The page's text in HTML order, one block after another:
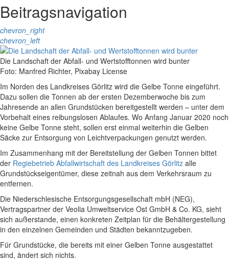
Beitragsnavigation
chevron_right
chevron_left
Die Landschaft der Abfall- und Wertstofftonnen wird bunter
Foto: Manfred Richter, Pixabay License
Im Norden des Landkreises Görlitz wird die Gelbe Tonne eingeführt.
Dazu sollen die Tonnen ab der ersten Dezemberwoche bis zum
Jahresende an allen Grundstücken bereitgestellt werden – unter dem
Vorbehalt eines reibungslosen Ablaufes. Wo Anfang Januar 2020 noch
keine Gelbe Tonne steht, sollen erst einmal weiterhin die Gelben
Säcke zur Entsorgung von Leichtverpackungen genutzt werden.
Im Zusammenhang mit der Bereitstellung der Gelben Tonnen bittet
der Regiebetrieb Abfallwirtschaft des Landkreises Görlitz alle
Grundstückseigentümer, diese zeitnah aus dem Verkehrsraum zu
entfernen.
Die Niederschlesische Entsorgungsgesellschaft mbH (NEG),
Vertragspartner der Veolia Umweltservice Ost GmbH & Co. KG, sieht
sich außerstande, einen konkreten Zeitplan für die Behältergestellung
in den einzelnen Gemeinden und Städten bekanntzugeben.
Für Grundstücke, die bereits mit einer Gelben Tonne ausgestattet
sind, ändert sich nichts.